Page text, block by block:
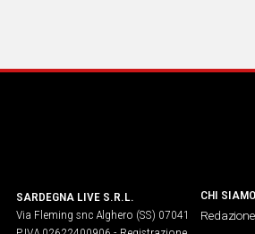
SARDEGNA LIVE S.R.L.
Via Fleming snc Alghero (SS) 07041
CHI SIAMO
Redazione